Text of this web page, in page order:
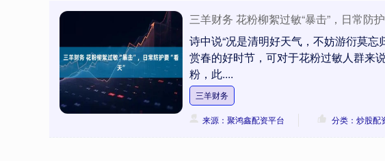
三羊财务 花粉柳絮过敏“暴击”，日常防
诗中说“况是清明好天气，不妨游衍莫忘
赏春的好时节，可对于花粉过敏人群来
粉，此....
三羊财务
来源：聚鸿鑫配资平台 分类：炒股配